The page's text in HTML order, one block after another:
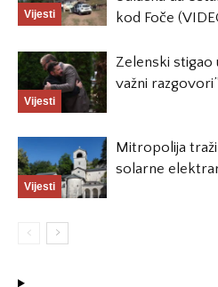
Vijesti
kod Foče
Vijesti
Zelenski stigao
važni razgovori”
Vijesti
Mitropolija
solarne